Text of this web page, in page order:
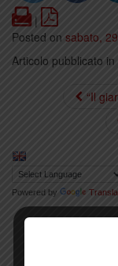
Print
|
Posted on sabato,
Articolo pubblicato in
“Il
Powered by